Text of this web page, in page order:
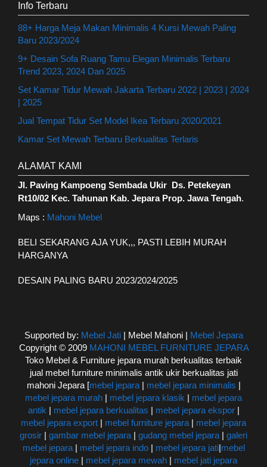
Info Terbaru
88+ Harga Meja Makan Minimalis 4 Kursi Mewah Paling
Baru 2023/2024
9+ Desain Sofa Ruang Tamu Elegan Minimalis Terbaru
Trend 2023, 2024 Dan 2025
Set Kamar Tidur Mewah Jakarta Terbaru 2022 | 2023 | 2024
| 2025
Jual Tempat Tidur Set Model Ikea Terbaru 2020/2021
Kamar Set Mewah Terbaru Berkualitas Terlaris
ALAMAT KAMI
Jl. Paving Kampoeng Sembada Ukir Ds. Petekeyan
Rt10/02 Kec. Tahunan Kab. Jepara Prop. Jawa Tengah.
Maps : Mahoni Mebel
BELI SEKARANG AJA YUK,,, PASTI LEBIH MURAH
HARGANYA
DESAIN PALING BARU 2023/2024/2025
Supported by: Mebel Jati| Mebel Mahoni | Mebel Jepara
Copyright © 2009 MAHONI MEBEL FURNITURE JEPARA
Toko Mebel & Furniture jepara murah berkualitas terbaik
jual mebel furniture minimalis antik ukir berkualitas jati
mahoni Jepara [mebel jepara| mebel jepara minimalis |
mebel jepara murah | mebel jepara klasik | mebel jepara
antik | mebel jepara berkualitas | mebel jepara ekspor|
mebel jepara export | mebel furniture jepara | mebel jepara
grosir | gambar mebel jepara | gudang mebel jepara | galeri
mebel jepara| mebel jepara indo| mebel jepara jati|mebel
jepara online | mebel jepara mewah | mebel jati jepara